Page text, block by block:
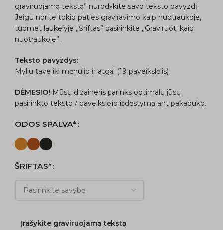
graviruojamą tekstą” nurodykite savo teksto pavyzdį.
Jeigu norite tokio paties graviravimo kaip nuotraukoje,
tuomet laukelyje „Šriftas” pasirinkite „Graviruoti kaip
nuotraukoje”.
Teksto pavyzdys:
Myliu tave iki mėnulio ir atgal (19 paveikslėlis)
DĖMESIO! Mūsų dizaineris parinks optimalų jūsų
pasirinkto teksto / paveikslėlio išdėstymą ant pakabuko.
ODOS SPALVA*
ŠRIFTAS*
Įrašykite graviruojamą tekstą